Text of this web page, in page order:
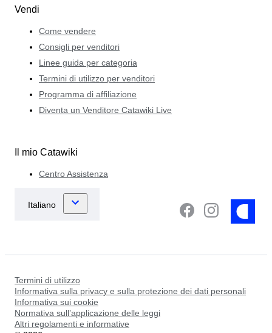
Vendi
Come vendere
Consigli per venditori
Linee guida per categoria
Termini di utilizzo per venditori
Programma di affiliazione
Diventa un Venditore Catawiki Live
Il mio Catawiki
Centro Assistenza
Termini di utilizzo
Informativa sulla privacy e sulla protezione dei dati personali
Informativa sui cookie
Normativa sull’applicazione delle leggi
Altri regolamenti e informative